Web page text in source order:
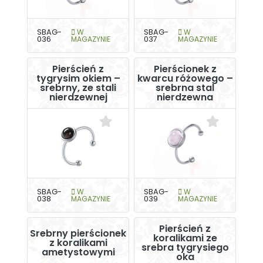
SBAG-
036
W
MAGAZYNIE
SBAG-
037
W
MAGAZYNIE
Pierścień z
tygrysim okiem –
srebrny, ze stali
nierdzewnej
SBAG-
038
W
MAGAZYNIE
Pierścionek z
kwarcu różowego –
srebrna stal
nierdzewna
SBAG-
039
W
MAGAZYNIE
Srebrny pierścionek
z koralikami
ametystowymi
Pierścień z
koralikami ze
srebra tygrysiego
oka